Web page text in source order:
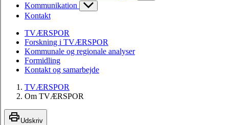
Kommunikation
Kontakt
TVÆRSPOR
Forskning i TVÆRSPOR
Kommunale og regionale analyser
Formidling
Kontakt og samarbejde
TVÆRSPOR
Om TVÆRSPOR
Udskriv